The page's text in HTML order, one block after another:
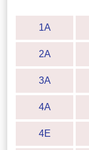
1A
2A
3A
4A
4E